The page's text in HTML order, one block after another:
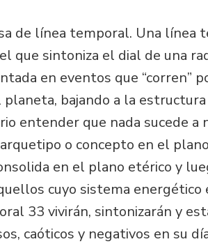
de línea temporal. Una línea
que sintoniza el dial de una
en eventos que “corren”
bajando a la
entender que nada sucede a
o concepto en el
en el plano etérico y
cuyo sistema
33 vivirán, sintonizarán y
caóticos y negativos en su